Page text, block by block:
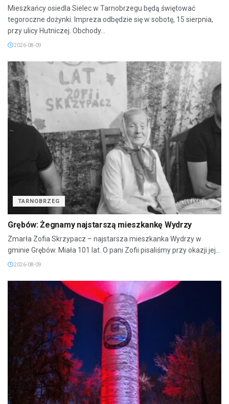
Mieszkańcy osiedla Sielec w Tarnobrzegu będą świętować
tegoroczne dożynki. Impreza odbędzie się w sobotę, 15 sierpnia,
przy ulicy Hutniczej. Obchody...
2026-08-09
TARNOBRZEG
Grębów: Żegnamy najstarszą mieszkankę Wydrzy
Zmarła Zofia Skrzypacz – najstarsza mieszkanka Wydrzy w
gminie Grębów. Miała 101 lat. O pani Zofii pisaliśmy przy okazji jej...
2026-08-09